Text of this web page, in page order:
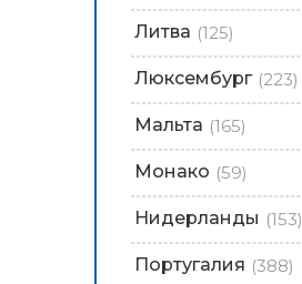
Литва (125)
Люксембург (223)
Мальта (165)
Монако (59)
Нидерланды (153)
Португалия (388)